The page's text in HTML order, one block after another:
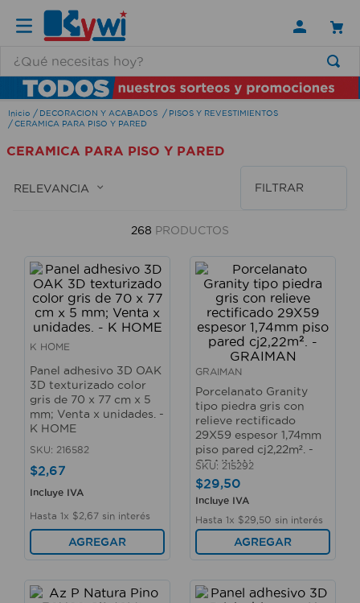
DECORACION Y ACABADOS
PISOS Y REVESTIMIENTOS
CERAMICA PARA PISO Y PARED
CERAMICA PARA PISO Y PARED
RELEVANCIA FILTRAR
268 PRODUCTOS
K HOME
Panel adhesivo 3D OAK
3D texturizado color
gris de 70 x 77 cm x 5
mm; Venta x unidades. -
K HOME
SKU: 216582
$2,67
Incluye IVA
Hasta 1x $2 67 sin interés
AGREGAR
GRAIMAN
Porcelanato Granity
tipo piedra gris con
relieve rectificado
29X59 espesor 1,74mm
piso pared cj2,22m². -
GRAIMAN
SKU: 215292
$29,50
Incluye IVA
Hasta 1x $29 50 sin interés
AGREGAR
TÉRMINOS MÁS BUSCADOS
1.
lamparas
2.
ducha
.
escritorio
cerradura
aspiradora
fregadero
taladro